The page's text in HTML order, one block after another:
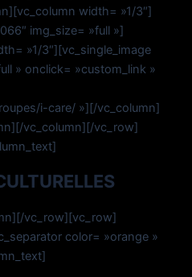
width= »1/3″]
img_size= »full »]
»1/3″][vc_single_image
» onclick= »custom_link »
i-care/ »][/vc_column]
vc_column][/vc_row]
vc_row][vc_row]
color= »orange »